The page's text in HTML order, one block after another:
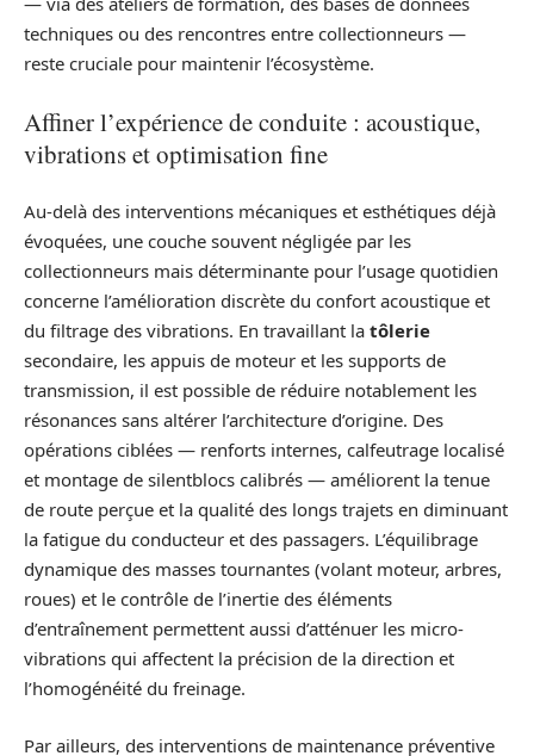
techniques ou des rencontres entre collectionneurs —
reste cruciale pour maintenir l’écosystème.
Affiner l’expérience de conduite : acoustique,
vibrations et optimisation fine
Au-delà des interventions mécaniques et esthétiques déjà
évoquées, une couche souvent négligée par les
collectionneurs mais déterminante pour l’usage quotidien
concerne l’amélioration discrète du confort acoustique et
du filtrage des vibrations. En travaillant la tôlerie
secondaire, les appuis de moteur et les supports de
transmission, il est possible de réduire notablement les
résonances sans altérer l’architecture d’origine. Des
opérations ciblées — renforts internes, calfeutrage localisé
et montage de silentblocs calibrés — améliorent la tenue
de route perçue et la qualité des longs trajets en diminuant
la fatigue du conducteur et des passagers. L’équilibrage
dynamique des masses tournantes (volant moteur, arbres,
roues) et le contrôle de l’inertie des éléments
d’entraînement permettent aussi d’atténuer les micro-
vibrations qui affectent la précision de la direction et
l’homogénéité du freinage.
Par ailleurs, des interventions de maintenance préventive